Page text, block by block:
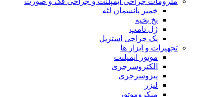
خمیر پانسمان لثه
نخ بخیه
ژل تامپ
پک جراحی استریل
تجهیزات و ابزار ها
موتور ایمپلنت
الکتروسرجری
پیزوسرجری
لیزر
میکروموتور